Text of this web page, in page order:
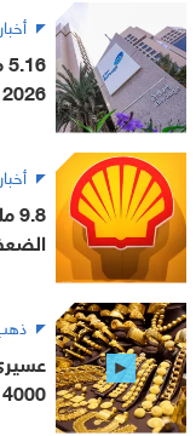
2026
4000 دولار